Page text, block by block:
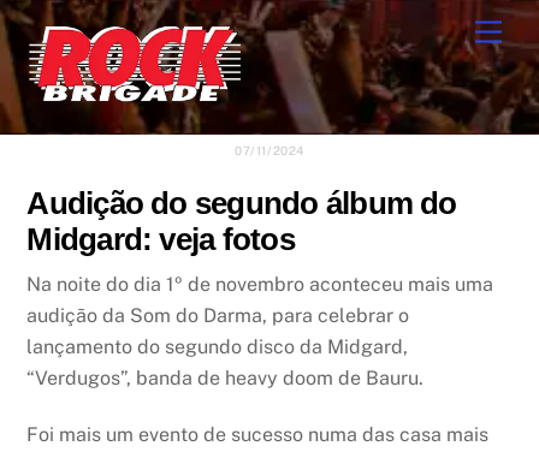
Skip
to
content
07/11/2024
Audição do segundo álbum do
Midgard: veja fotos
Na noite do dia 1º de novembro aconteceu mais uma
audição da Som do Darma, para celebrar o
lançamento do segundo disco da Midgard,
“Verdugos”, banda de heavy doom de Bauru.
Foi mais um evento de sucesso numa das casa mais